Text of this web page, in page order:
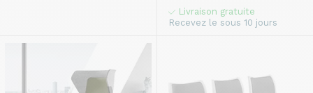
Livraison gratuite
Recevez le sous 10 jours